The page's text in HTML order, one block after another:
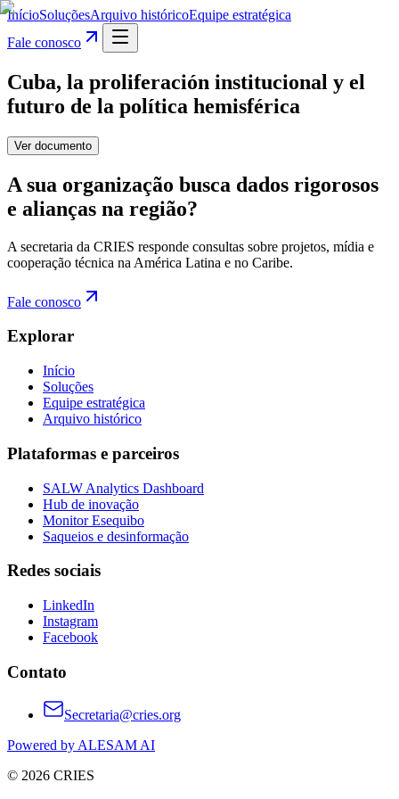
InícioSoluçõesArquivo históricoEquipe estratégica
Fale conosco
Cuba, la proliferación institucional y el
futuro de la política hemisférica
Ver documento
A sua organização busca dados rigorosos
e alianças na região?
A secretaria da CRIES responde consultas sobre projetos, mídia e
cooperação técnica na América Latina e no Caribe.
Fale conosco
Explorar
Início
Soluções
Equipe estratégica
Arquivo histórico
Plataformas e parceiros
SALW Analytics Dashboard
Hub de inovação
Monitor Esequibo
Saqueios e desinformação
Redes sociais
LinkedIn
Instagram
Facebook
Contato
Secretaria@cries.org
Powered by ALESAM AI
© 2026 CRIES